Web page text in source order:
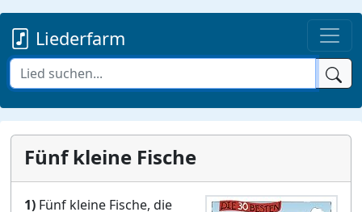
Liederfarm
Fünf kleine Fische
1) Fünf kleine Fische, die